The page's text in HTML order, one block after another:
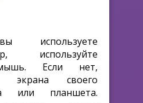
используете
используйте
Если нет,
экрана своего
или планшета.